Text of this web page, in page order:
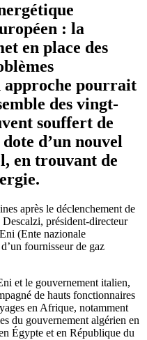
: la
en place des
approche pourrait
des vingt-
souffert de
d’un nouvel
en trouvant de
après le déclenchement de
président-directeur
(Ente nazionale
fournisseur de gaz
et le gouvernement italien,
de hauts fonctionnaires
en Afrique, notamment
du gouvernement algérien en
Égypte et en République du